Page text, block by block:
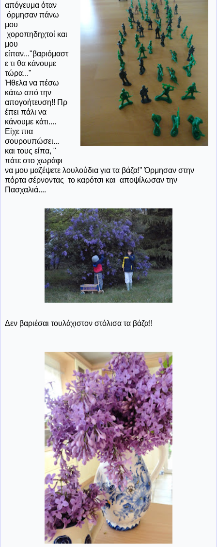
απόγευμα όταν
όρμησαν πάνω
μου
χοροπηδηχτοί και
μου
είπαν..."βαριόμαστ
ε τι θα κάνουμε
τώρα..."
Ήθελα να πέσω
κάτω από την
απογοήτευση!! Πρ
έπει πάλι να
κάνουμε κάτι....
Είχε πια
σουρουπώσει...
και τους είπα, "
πάτε στο χωράφι
να μου μαζέψετε λουλούδια για τα βάζα!" Όρμησαν στην
πόρτα σέρνοντας το καρότσι και αποψίλωσαν την
Πασχαλιά....
Δεν βαριέσαι τουλάχιστον στόλισα τα βάζα!!